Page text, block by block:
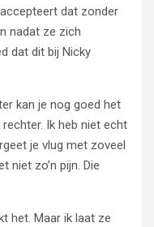
dat zonder
nadat ze zich
dat dit bij Nicky
kan je nog goed het
Ik heb niet echt
je vlug met zoveel
niet zo’n pijn. Die
het. Maar ik laat ze